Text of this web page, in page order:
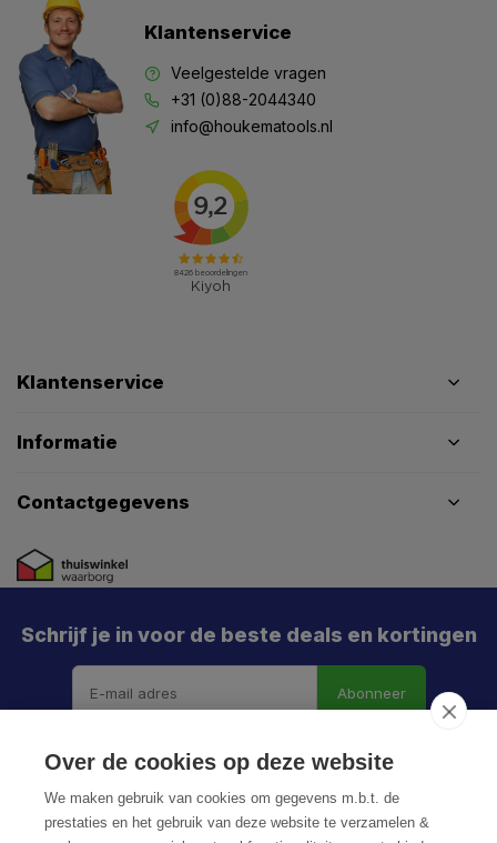
Klantenservice
Veelgestelde vragen
+31 (0)88-2044340
info@houkematools.nl
Klantenservice
Informatie
Contactgegevens
Schrijf je in voor de beste deals en kortingen
Abonneer
Over de cookies op deze website
We maken gebruik van cookies om gegevens m.b.t. de
prestaties en het gebruik van deze website te verzamelen &